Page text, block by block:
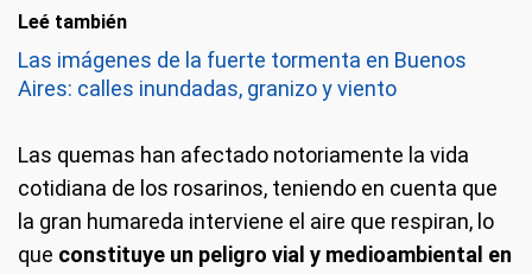
Leé también
Las imágenes de la fuerte tormenta en Buenos
Aires: calles inundadas, granizo y viento
Las quemas han afectado notoriamente la vida
cotidiana de los rosarinos, teniendo en cuenta que
la gran humareda interviene el aire que respiran, lo
que constituye un peligro vial y medioambiental en